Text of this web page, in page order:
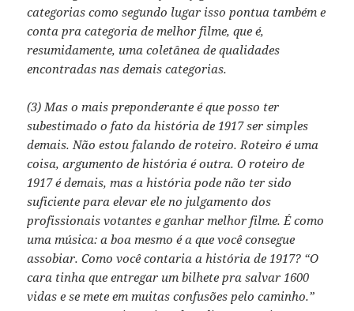
categorias como segundo lugar isso pontua também e
conta pra categoria de melhor filme, que é,
resumidamente, uma coletânea de qualidades
encontradas nas demais categorias.
(3) Mas o mais preponderante é que posso ter
subestimado o fato da história de 1917 ser simples
demais. Não estou falando de roteiro. Roteiro é uma
coisa, argumento de história é outra. O roteiro de
1917 é demais, mas a história pode não ter sido
suficiente para elevar ele no julgamento dos
profissionais votantes e ganhar melhor filme. É como
uma música: a boa mesmo é a que você consegue
assobiar. Como você contaria a história de 1917? “O
cara tinha que entregar um bilhete pra salvar 1600
vidas e se mete em muitas confusões pelo caminho.”